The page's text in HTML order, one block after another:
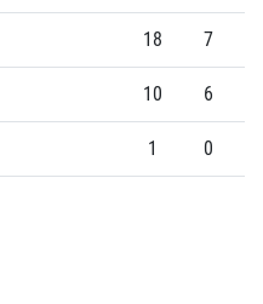
18 7
10 6
1 0